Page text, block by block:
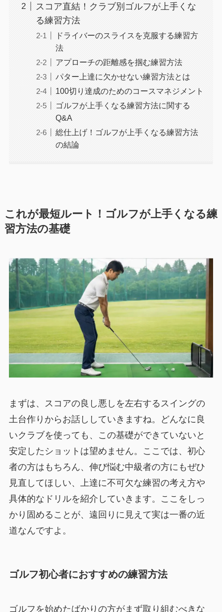
スコア直結！クラブ別ゴルフが上手くな
る練習方法
ドライバーのスライスを克服する練習方
法
アプローチの距離感を掴む練習方法
パター上達に欠かせない練習方法とは
100切り達成のためのコースマネジメント
ゴルフが上手くなる練習方法に関する
Q&A
総仕上げ！ゴルフが上手くなる練習方法
の結論
これが最短ルート！ゴルフが上手くなる練
習方法の基礎
まずは、スコアの良し悪しを左右するスイングの
土台作りからお話ししていきますね。どんなに良
いクラブを使っても、この基礎ができていないと
安定したショットは望めません。ここでは、初心
者の方はもちろん、伸び悩む中級者の方にもぜひ
見直してほしい、上達に不可欠な練習の考え方や
具体的なドリルを紹介していきます。ここをしっ
かり固めることが、遠回りに見えて実は一番の近
道なんですよ。
ゴルフ初心者におすすめの練習方法
ゴルフを始めたばかりの方がまず取り組むべきな